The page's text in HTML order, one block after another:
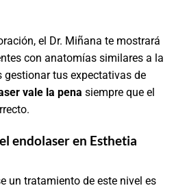
el Dr. Miñana te mostrará
con anatomías similares a la
gestionar tus expectativas de
vale la pena siempre que el
endolaser en Esthetia
un tratamiento de este nivel es